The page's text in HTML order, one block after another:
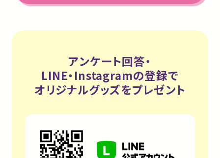
アンケート回答・
LINE・Instagramの登録で
オリジナルグッズをプレゼント